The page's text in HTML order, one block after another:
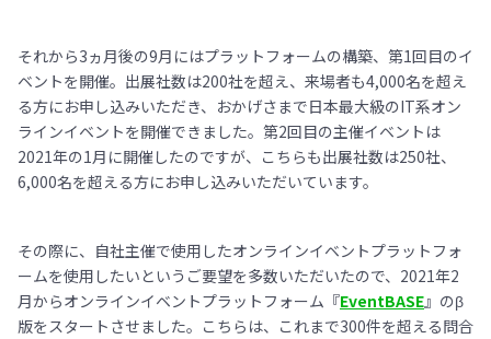
それから3ヵ月後の9月にはプラットフォームの構築、第1回目のイ
ベントを開催。出展社数は200社を超え、来場者も4,000名を超え
る方にお申し込みいただき、おかげさまで日本最大級のIT系オン
ラインイベントを開催できました。第2回目の主催イベントは
2021年の1月に開催したのですが、こちらも出展社数は250社、
6,000名を超える方にお申し込みいただいています。
その際に、自社主催で使用したオンラインイベントプラットフォ
ームを使用したいというご要望を多数いただいたので、2021年2
月からオンラインイベントプラットフォーム『EventBASE』のβ
版をスタートさせました。こちらは、これまで300件を超える問合